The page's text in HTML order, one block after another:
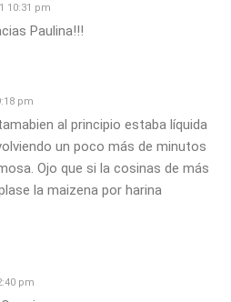
10:31 pm
Paulina!!!
pm
al principio estaba líquida
un poco más de minutos
Ojo que si la cosinas de más
la maizena por harina
pm